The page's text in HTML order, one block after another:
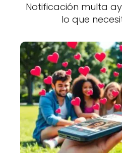
Notificación multa
lo que